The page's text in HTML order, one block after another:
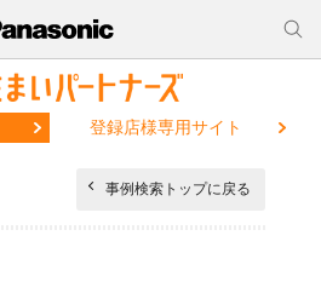
登録店様専用サイト
事例検索トップに戻る